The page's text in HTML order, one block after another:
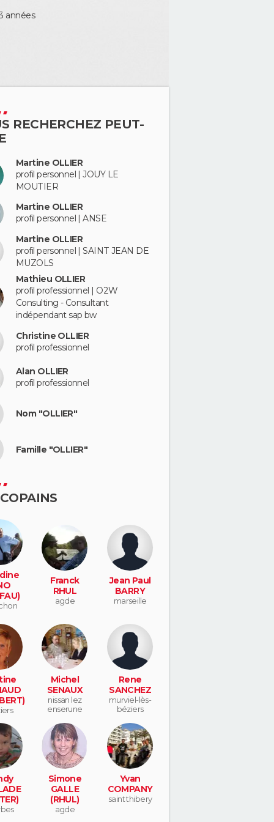
années
RECHERCHEZ PEUT-
Martine OLLIER
profil personnel | JOUY LE
MOUTIER
Martine OLLIER
profil personnel | ANSE
Martine OLLIER
profil personnel | SAINT JEAN DE
MUZOLS
Mathieu OLLIER
profil professionnel | O2W
Consulting - Consultant
indépendant sap bw
Christine OLLIER
profil professionnel
Alan OLLIER
profil professionnel
Nom "OLLIER"
Famille "OLLIER"
Franck
RHUL
agde
Jean Paul
BARRY
marseille
Michel
SENAUX
nissan lez
enserune
Rene
SANCHEZ
murviel-lès-
béziers
Simone
GALLE
(RHUL)
agde
Yvan
COMPANY
saint thibery